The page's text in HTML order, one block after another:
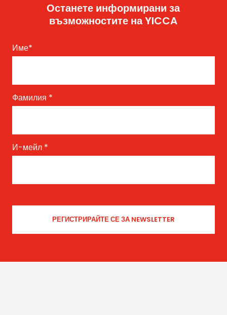
Останете информирани за
възможностите на YICCA
Име*
Фамилия *
И-мейл *